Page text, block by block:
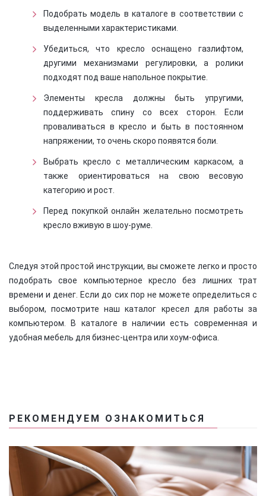
Подобрать модель в каталоге в соответствии с
выделенными характеристиками.
Убедиться, что кресло оснащено газлифтом,
другими механизмами регулировки, а ролики
подходят под ваше напольное покрытие.
Элементы кресла должны быть упругими,
поддерживать спину со всех сторон. Если
проваливаться в кресло и быть в постоянном
напряжении, то очень скоро появятся боли.
Выбрать кресло с металлическим каркасом, а
также ориентироваться на свою весовую
категорию и рост.
Перед покупкой онлайн желательно посмотреть
кресло вживую в шоу-руме.
Следуя этой простой инструкции, вы сможете легко и просто
подобрать свое компьютерное кресло без лишних трат
времени и денег. Если до сих пор не можете определиться с
выбором, посмотрите наш каталог кресел для работы за
компьютером. В каталоге в наличии есть современная и
удобная мебель для бизнес-центра или хоум-офиса.
РЕКОМЕНДУЕМ ОЗНАКОМИТЬСЯ